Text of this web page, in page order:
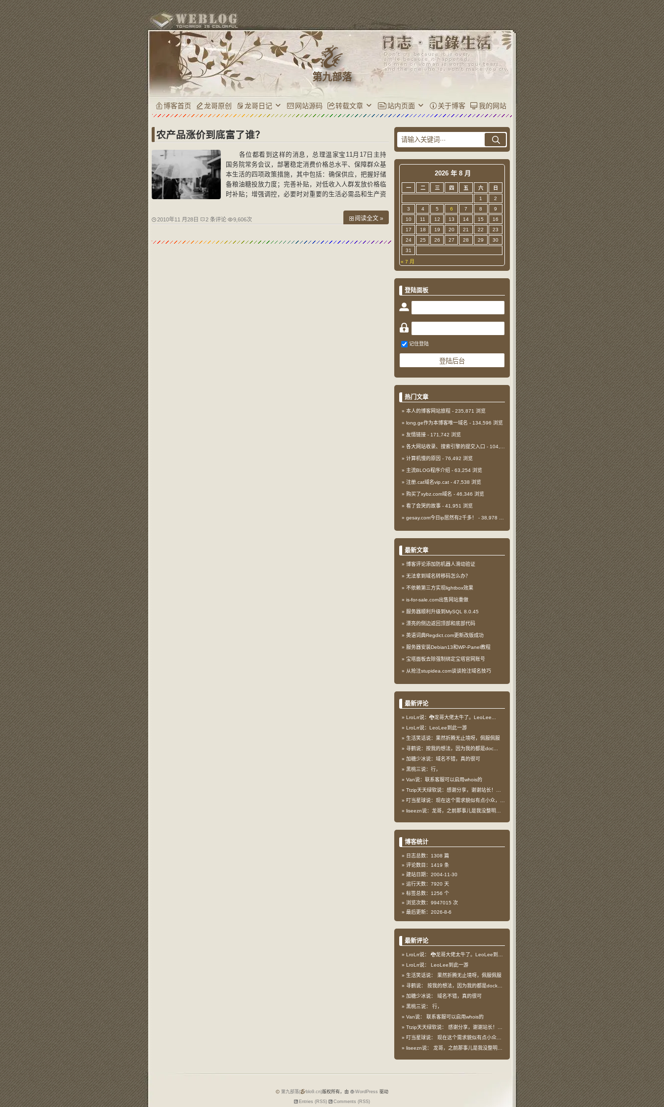
第九部落
博客首页 龙哥原创 龙哥日记 网站源码 转载文章 站内页面 关于博客 我的网站
农产品涨价到底富了谁？
各位都看到这样的消息，总理温家宝11月17日主持
国务院常务会议，部署稳定消费价格总水平、保障群众基
本生活的四项政策措施，其中包括：确保供应，把握好储
备粮油糖投放力度；完善补贴，对低收入人群发放价格临
时补贴；增强调控，必要时对重要的生活必需品和生产资
2010年11 月28日 2 条评论 9,606次 阅读全文 »
2026 年 8 月
一 二 三 四 五 六
日
1
2
3
4 5 6 7 8
9
10
11 12 13 14 15
16
17
18 19 20 21 22
23
24
25 26 27 28 29
30
31
« 7 月
登陆面板
记住登陆
热门文章
本人的博客网站旅程 - 235,871 浏览
long.ge作为本博客唯一域名 - 134,596 浏览
友情链接 - 171,742 浏览
各大网站收录、搜索引擎的提交入口 - 104,517 浏览
计算机慢的原因 - 76,492 浏览
主流BLOG程序介绍 - 63,254 浏览
注册.cat域名vip.cat - 47,538 浏览
购买了xybz.com域名 - 46,346 浏览
看了会哭的故事 - 41,951 浏览
gesay.com今日ip居然有2千多！ - 38,978 浏览
最新文章
博客评论添加防机器人滑动验证
无法拿到域名转移码怎么办？
不依赖第三方实现lightbox效果
is-for-sale.com出售网站重做
服务器顺利升级到MySQL 8.0.45
漂亮的侧边返回顶部和底部代码
英语词典Regdict.com更新改版成功
服务器安装Debian13和WP-Panel教程
宝塔面板去除强制绑定宝塔官网账号
从抢注stupidea.com谈谈抢注域名技巧
最新评论
LroLrr说：🐉龙哥大佬太牛了。LeoLee...
LroLrr说：LeoLee到此一游
生活笑话说：果然折腾无止境呀，佩服佩服
寻鹤说：按我的想法，因为我的都是doc...
加糖少冰说：域名不错，真的很可
黑桃三说：行，
Van说：联系客服可以启用whois的
Ttzip天天绿软说：感谢分享，谢谢站长！！已收藏
叮当星球说：现在这个需求貌似有点小众，不过...
liseezn说：龙哥，之前那事儿是我没整明白，...
博客统计
日志总数：1308 篇
评论数目：1419 条
建站日期：2004-11-30
运行天数：7920 天
标签总数：1256 个
浏览次数：9947015 次
最后更新：2026-8-6
最新评论
LroLrr说： 🐉龙哥大佬太牛了。LeoLee到此一游
LroLrr说： LeoLee到此一游
生活笑话说： 果然折腾无止境呀，佩服佩服
寻鹤说： 按我的想法，因为我的都是docker容器…
加糖少冰说： 域名不错，真的很可
黑桃三说： 行，
Van说： 联系客服可以启用whois的
Ttzip天天绿软说： 感谢分享，谢谢站长！！已收藏
叮当星球说： 现在这个需求貌似有点小众，不过工具类我也…
liseezn说： 龙哥，之前那事儿是我没整明白，搞个申请页…
第九部落( blo9.cn)版权所有，由 WordPress 驱动
Entries (RSS)
Comments (RSS)